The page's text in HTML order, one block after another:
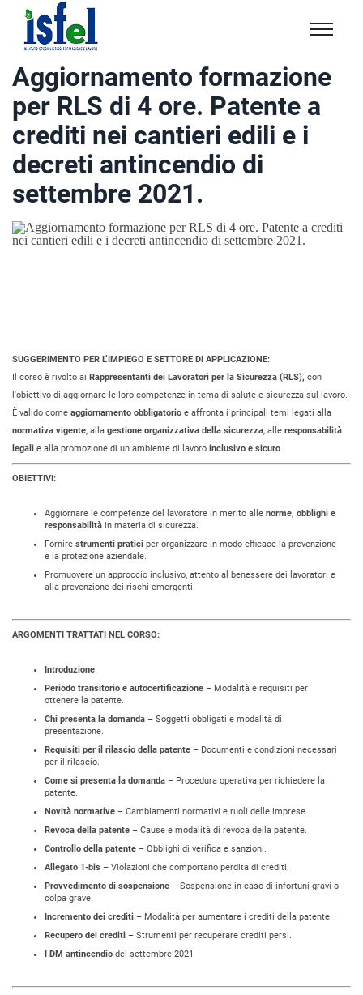
Isfel
Istituto
specialistico
formazione
e
lavoro
Aggiornamento formazione
per RLS di 4 ore. Patente a
crediti nei cantieri edili e i
decreti antincendio di
settembre 2021.
SUGGERIMENTO PER L’IMPIEGO E SETTORE DI APPLICAZIONE:
Il corso è rivolto ai Rappresentanti dei Lavoratori per la Sicurezza (RLS), con
l'obiettivo di aggiornare le loro competenze in tema di salute e sicurezza sul lavoro.
È valido come aggiornamento obbligatorio e affronta i principali temi legati alla
normativa vigente, alla gestione organizzativa della sicurezza, alle responsabilità
legali e alla promozione di un ambiente di lavoro inclusivo e sicuro.
OBIETTIVI:
Aggiornare le competenze del lavoratore in merito alle norme, obblighi e
responsabilità in materia di sicurezza.
Fornire strumenti pratici per organizzare in modo efficace la prevenzione
e la protezione aziendale.
Promuovere un approccio inclusivo, attento al benessere dei lavoratori e
alla prevenzione dei rischi emergenti.
ARGOMENTI TRATTATI NEL CORSO:
Introduzione
Periodo transitorio e autocertificazione – Modalità e requisiti per
ottenere la patente.
Chi presenta la domanda – Soggetti obbligati e modalità di
presentazione.
Requisiti per il rilascio della patente – Documenti e condizioni necessari
per il rilascio.
Come si presenta la domanda – Procedura operativa per richiedere la
patente.
Novità normative – Cambiamenti normativi e ruoli delle imprese.
Revoca della patente – Cause e modalità di revoca della patente.
Controllo della patente – Obblighi di verifica e sanzioni.
Allegato 1-bis – Violazioni che comportano perdita di crediti.
Provvedimento di sospensione – Sospensione in caso di infortuni gravi o
colpa grave.
Incremento dei crediti – Modalità per aumentare i crediti della patente.
Recupero dei crediti – Strumenti per recuperare crediti persi.
I DM antincendio del settembre 2021